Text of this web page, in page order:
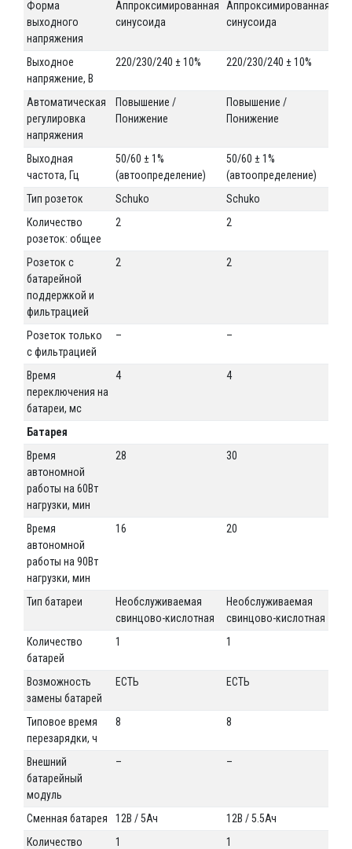
Форма
выходного
напряжения
Аппроксимированная
синусоида
Аппроксимированная
синусоида
Выходное
напряжение, В
220/230/240 ± 10% 220/230/240 ± 10%
Автоматическая
регулировка
напряжения
Повышение /
Понижение
Повышение /
Понижение
Выходная
частота, Гц
50/60 ± 1%
(автоопределение)
50/60 ± 1%
(автоопределение)
Тип розеток
Schuko Schuko
Количество
розеток: общее
2 2
Розеток с
батарейной
поддержкой и
фильтрацией
2 2
Розеток только
с фильтрацией
– –
Время
переключения на
батареи, мс
4 4
Батарея
Время
автономной
работы на 60Вт
нагрузки, мин
28 30
Время
автономной
работы на 90Вт
нагрузки, мин
16 20
Тип батареи
Необслуживаемая
свинцово-кислотная
Необслуживаемая
свинцово-кислотная
Количество
батарей
1 1
Возможность
замены батарей
ЕСТЬ ЕСТЬ
Типовое время
перезарядки, ч
8 8
Внешний
батарейный
модуль
– –
Сменная батарея 12В / 5Ач 12В / 5.5Ач
Количество
1 1